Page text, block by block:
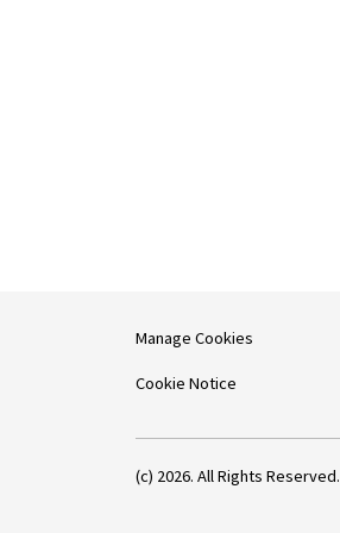
Manage Cookies
Cookie Notice
(c) 2026. All Rights Reserved.